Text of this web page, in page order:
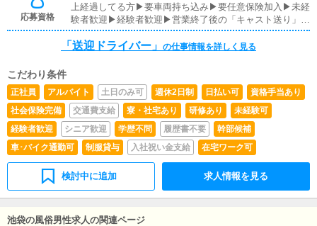
応募資格
上経過してる方▶要車両持ち込み▶要任意保険加入▶未経
験者歓迎▶経験者歓迎▶営業終了後の「キャスト送り」ま
で対応可能な方優遇▶学歴・職歴・性別不問▶髪型・髪
色・ピアス・ネイル・タトゥーOK！ ▶LGBTの方歓迎
「送迎ドライバー」 の仕事情報を詳しく見る
こだわり条件
正社員 アルバイト 土日のみ可 週休2日制 日払い可
資格手当あり
社会保険完備
交通費支給 寮・社宅あり 研修あり
未経験可
経験者歓迎
シニア歓迎 学歴不問 履歴書不要
幹部候補
車･バイク通勤可
制服貸与 入社祝い金支給 在宅ワーク可
検討中に追加 求人情報を見る
池袋の風俗男性求人の関連ページ